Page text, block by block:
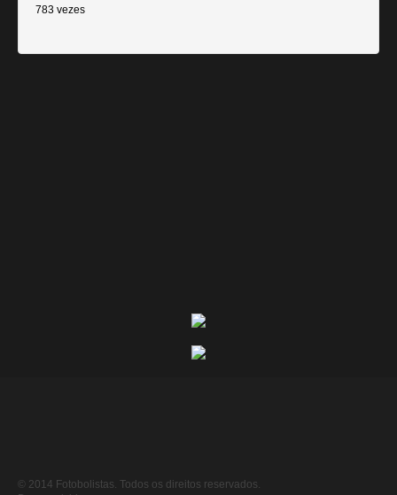
783 vezes
© 2014 Fotobolistas. Todos os direitos reservados.